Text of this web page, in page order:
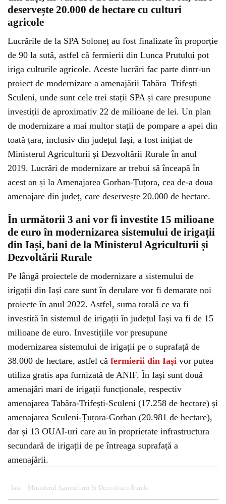
deservește 20.000 de hectare cu culturi
agricole
Lucrările de la SPA Soloneț au fost finalizate în proporție
de 90 la sută, astfel că fermierii din Lunca Prutului pot
iriga culturile agricole. Aceste lucrări fac parte dintr-un
proiect de modernizare a amenajării Tabăra–Trifești–
Sculeni, unde sunt cele trei stații SPA și care presupune
investiții de aproximativ 22 de milioane de lei. Un plan
de modernizare a mai multor stații de pompare a apei din
toată țara, inclusiv din județul Iași, a fost inițiat de
Ministerul Agriculturii și Dezvoltării Rurale în anul
2019. Lucrări de modernizare ar trebui să înceapă în
acest an și la Amenajarea Gorban-Țuțora, cea de-a doua
amenajare din județ, care deservește 20.000 de hectare.
În următorii 3 ani vor fi investite 15 milioane
de euro în modernizarea sistemului de irigații
din Iași, bani de la Ministerul Agriculturii și
Dezvoltării Rurale
Pe lângă proiectele de modernizare a sistemului de
irigații din Iași care sunt în derulare vor fi demarate noi
proiecte în anul 2022. Astfel, suma totală ce va fi
investită în sistemul de irigații în județul Iași va fi de 15
milioane de euro. Investițiile vor presupune
modernizarea sistemului de irigații pe o suprafață de
38.000 de hectare, astfel că fermierii din Iași vor putea
utiliza gratis apa furnizată de ANIF. În Iași sunt două
amenajări mari de irigații funcționale, respectiv
amenajarea Tabăra-Trifești-Sculeni (17.258 de hectare) și
amenajarea Sculeni-Țuțora-Gorban (20.981 de hectare),
dar și 13 OUAI-uri care au în proprietate infrastructura
secundară de irigații de pe întreaga suprafață a
amenajării.
Iasi Ministerul Agriculturii Si Dezvoltarii Rurale